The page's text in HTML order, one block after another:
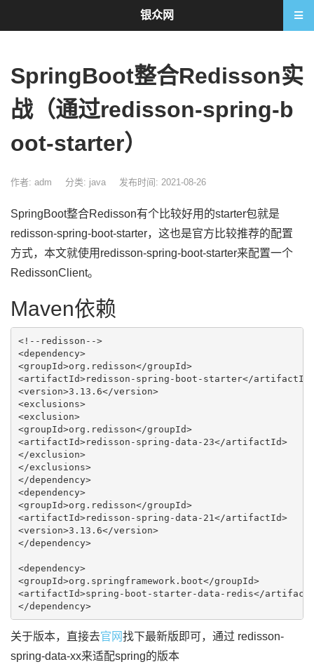
SpringBoot整合Redisson实
战（通过redisson-spring-b
oot-starter）
作者: adm 分类: java 发布时间: 2021-08-26
SpringBoot整合Redisson有个比较好用的starter包就是
redisson-spring-boot-starter，这也是官方比较推荐的配置
方式，本文就使用redisson-spring-boot-starter来配置一个
RedissonClient。
Maven依赖
<!--redisson-->
<dependency>
<groupId>org.redisson</groupId>
<artifactId>redisson-spring-boot-starter</
<version>3.13.6</version>
<exclusions>
<exclusion>
<groupId>org.redisson</groupId>
<artifactId>redisson-spring-data-23</artifactId>
</exclusion>
</exclusions>
</dependency>
<dependency>
<groupId>org.redisson</groupId>
<artifactId>redisson-spring-data-21</artifactId>
<version>3.13.6</version>
</dependency>
<dependency>
<groupId>org.springframework.boot</groupId>
<artifactId>spring-boot-starter-data-redis</
</dependency>
关于版本，直接去官网找下最新版即可，通过 redisson-
spring-data-xx来适配spring的版本
银众网